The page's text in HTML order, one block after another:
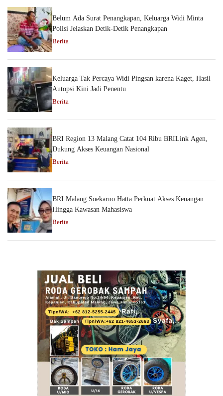
Belum Ada Surat Penangkapan, Keluarga Widi Minta
Polisi Jelaskan Detik-Detik Penangkapan
Berita
Keluarga Tak Percaya Widi Pingsan karena Kaget, Hasil
Autopsi Kini Jadi Penentu
Berita
BRI Region 13 Malang Catat 104 Ribu BRILink Agen,
Dukung Akses Keuangan Nasional
Berita
BRI Malang Soekarno Hatta Perkuat Akses Keuangan
Hingga Kawasan Mahasiswa
Berita